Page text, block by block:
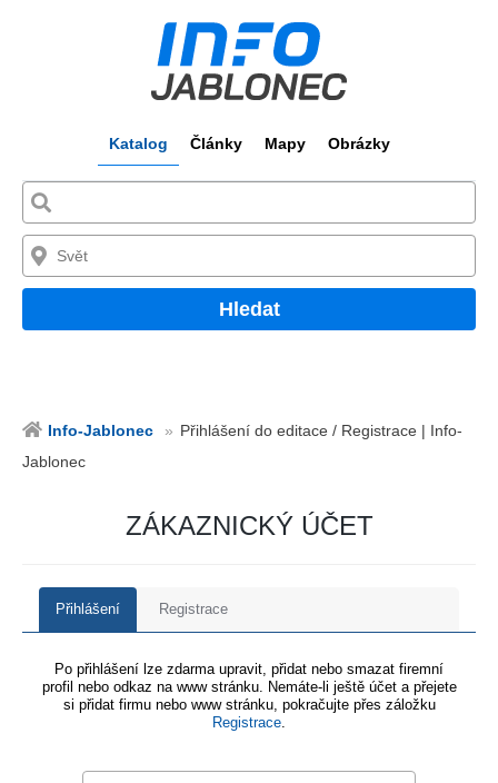
Katalog Články Mapy Obrázky
Hledat
Info-Jablonec
Přihlášení do editace / Registrace | Info-
Jablonec
ZÁKAZNICKÝ ÚČET
Přihlášení Registrace
Po přihlášení lze zdarma upravit, přidat nebo smazat firemní
profil nebo odkaz na www stránku. Nemáte-li ještě účet a přejete
si přidat firmu nebo www stránku, pokračujte přes záložku
Registrace.